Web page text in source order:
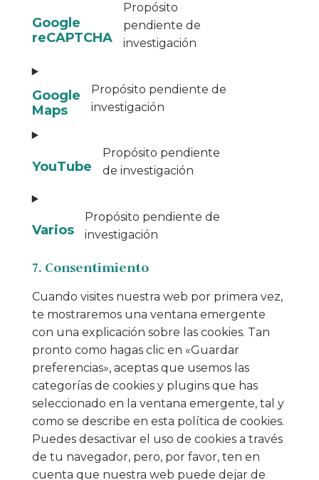
Google
reCAPTCHA
Propósito
pendiente de
investigación
Google
Maps
Propósito pendiente de
investigación
YouTube
Propósito pendiente
de investigación
Varios
Propósito pendiente de
investigación
7. Consentimiento
Cuando visites nuestra web por primera vez,
te mostraremos una ventana emergente
con una explicación sobre las cookies. Tan
pronto como hagas clic en «Guardar
preferencias», aceptas que usemos las
categorías de cookies y plugins que has
seleccionado en la ventana emergente, tal y
como se describe en esta política de cookies.
Puedes desactivar el uso de cookies a través
de tu navegador, pero, por favor, ten en
cuenta que nuestra web puede dejar de